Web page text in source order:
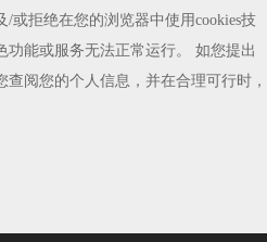
或拒绝在您的浏览器中使用cookies技
能或服务无法正常运行。 如您提出
阅您的个人信息，并在合理可行时，